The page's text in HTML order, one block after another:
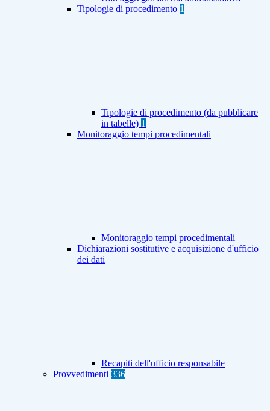
Tipologie di procedimento 1
Tipologie di procedimento (da pubblicare
in tabelle) 1
Monitoraggio tempi procedimentali
Monitoraggio tempi procedimentali
Dichiarazioni sostitutive e acquisizione d'ufficio
dei dati
Recapiti dell'ufficio responsabile
Provvedimenti 336